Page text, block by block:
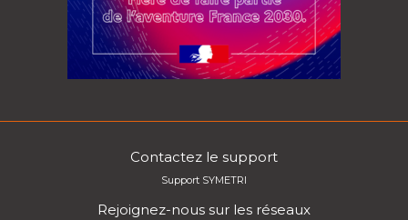
Contactez le support
Support SYMETRI
Rejoignez-nous sur les réseaux